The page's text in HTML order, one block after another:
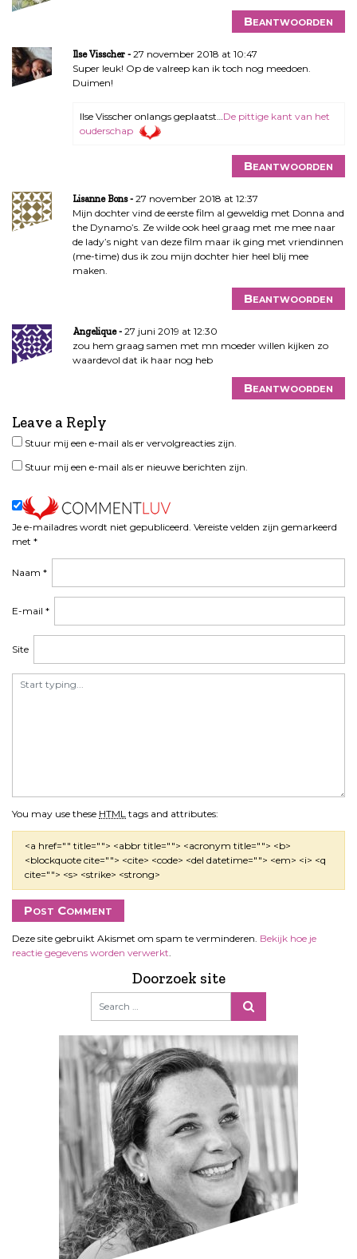
Beantwoorden
Ilse Visscher
27 november 2018 at 10:47
Super leuk! Op de valreep kan ik toch nog meedoen.
Duimen!
Ilse Visscher onlangs geplaatst… De pittige kant van het
ouderschap
Beantwoorden
Lisanne Bons
27 november 2018 at 12:37
Mijn dochter vind de eerste film al geweldig met Donna and
the Dynamo’s. Ze wilde ook heel graag met me mee naar
de lady’s night van deze film maar ik ging met vriendinnen
(me-time) dus ik zou mijn dochter hier heel blij mee
maken.
Beantwoorden
Angelique
27 juni 2019 at 12:30
zou hem graag samen met mn moeder willen kijken zo
waardevol dat ik haar nog heb
Beantwoorden
Leave a Reply
Je e-mailadres wordt niet gepubliceerd. Vereiste velden zijn gemarkeerd
met *
You may use these HTML tags and attributes:
<a href="" title=""> <abbr title=""> <acronym title=""> <b>
<blockquote cite=""> <cite> <code> <del datetime=""> <em> <i> <q
cite=""> <s> <strike> <strong>
Naam *
E-mail *
Site
Stuur mij een e-mail als er vervolgreacties zijn.
Stuur mij een e-mail als er nieuwe berichten zijn.
Deze site gebruikt Akismet om spam te verminderen. Bekijk hoe je
reactie gegevens worden verwerkt
Doorzoek site